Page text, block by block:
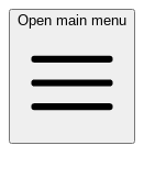
Open main menu